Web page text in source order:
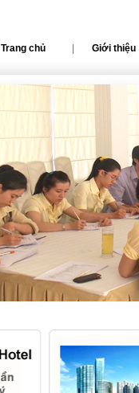
Trang chủ Giới thiệu